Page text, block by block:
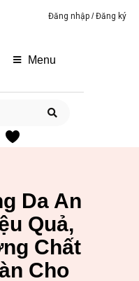
Đăng nhập /Đăng ký
Menu
Da An
Quả,
Chất
Cho